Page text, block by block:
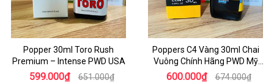
Popper 30ml Toro Rush
Premium – Intense PWD USA
599.000₫ 651.000₫
Poppers C4 Vàng 30ml Chai
Vuông Chính Hãng PWD Mỹ
Tăng Hưng Phấn Cho Top Bot
600.000₫ 674.000₫